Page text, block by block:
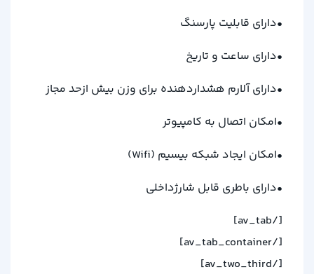
•دارای قابلیت پارسنگ
•دارای ساعت و تاریخ
•دارای آلارم هشداردهنده برای وزن بیش ازحد مجاز
•امکان اتصال به کامپیوتر
•امکان ایجاد شبکه بیسیم (Wifi
)
•دارای باطری قابل شارژداخلی
[/av_tab]
[/av_tab_container]
[/av_two_third]